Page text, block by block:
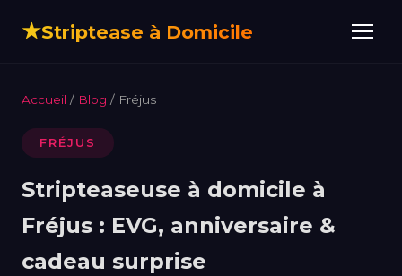
★Striptease à Domicile
Accueil / Blog / Fréjus
FRÉJUS
Stripteaseuse à domicile à
Fréjus : EVG, anniversaire &
cadeau surprise